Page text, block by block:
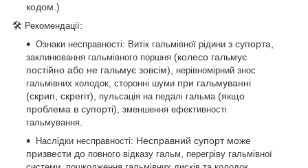
кодом.)
🛠 Рекомендації:
Ознаки несправності: Витік гальмівної рідини з супорта,
заклинювання гальмівного поршня (колесо гальмує
постійно або не гальмує зовсім), нерівномірний знос
гальмівних колодок сторонні шуми при гальмуванні
(скрип, скрегіт), пульсація на педалі гальма (якщо
проблема в супорті), зменшення ефективності
гальмування
Наслідки несправності: Несправний супорт може
призвести до повного відказу гальм
перегріву гальмівної